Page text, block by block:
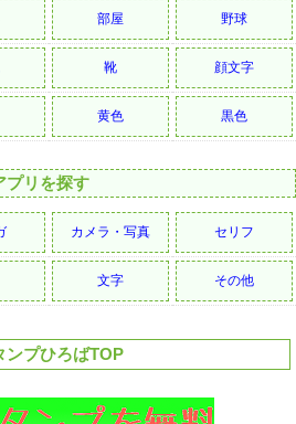
部屋 野球
靴 顔文字
黄色 黒色
プリを探す
カメラ・写真 セリフ
文字 その他
ンプひろばTOP